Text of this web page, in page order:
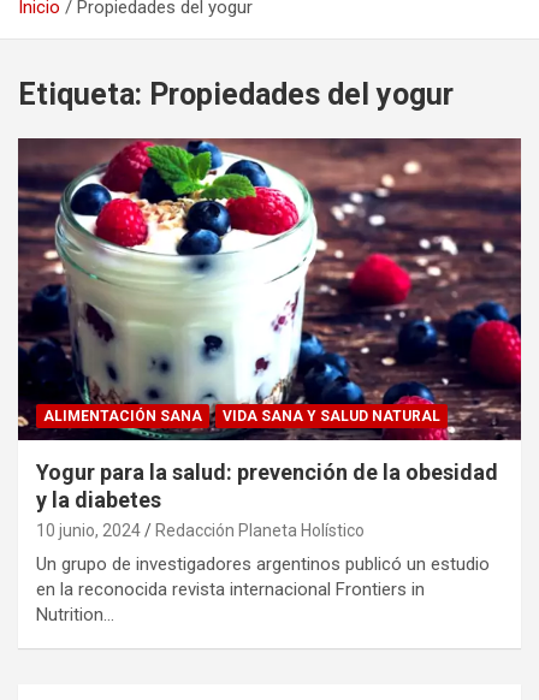
Inicio Propiedades del yogur
Etiqueta: Propiedades del yogur
ALIMENTACIÓN SANA VIDA SANA Y SALUD NATURAL
Yogur para la salud: prevención de la obesidad
y la diabetes
10 junio, 2024 Redacción Planeta Holístico
Un grupo de investigadores argentinos publicó un estudio
en la reconocida revista internacional Frontiers in
Nutrition…